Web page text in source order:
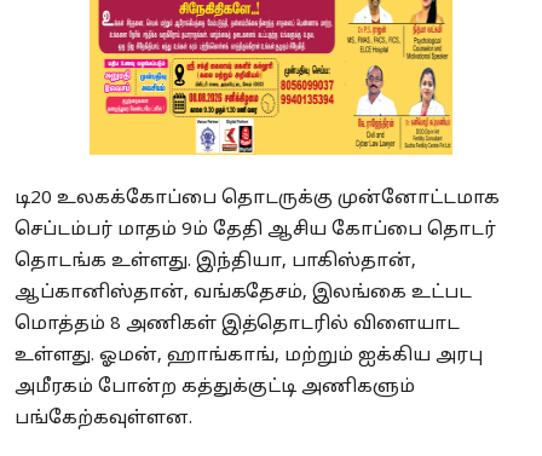
டி20 உலகக்கோப்பை தொடருக்கு முன்னோட்டமாக
செப்டம்பர் மாதம் 9ம் தேதி ஆசிய கோப்பை தொடர்
தொடங்க உள்ளது. இந்தியா, பாகிஸ்தான்,
ஆப்கானிஸ்தான், வங்கதேசம், இலங்கை உட்பட
மொத்தம் 8 அணிகள் இத்தொடரில் விளையாட
உள்ளது. ஓமன், ஹாங்காங், மற்றும் ஐக்கிய அரபு
அமீரகம் போன்ற கத்துக்குட்டி அணிகளும்
பங்கேற்கவுள்ளன.